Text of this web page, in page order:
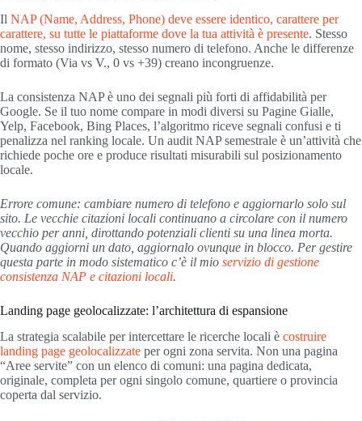
Il NAP (Name, Address, Phone) deve essere identico, carattere per
carattere, su tutte le piattaforme dove la tua attività è presente. Stesso
nome, stesso indirizzo, stesso numero di telefono. Anche le differenze
di formato (Via vs V., 0 vs +39) creano incongruenze.
La consistenza NAP è uno dei segnali più forti di affidabilità per
Google. Se il tuo nome compare in modi diversi su Pagine Gialle,
Yelp, Facebook, Bing Places, l’algoritmo riceve segnali confusi e ti
penalizza nel ranking locale. Un audit NAP semestrale è un’attività che
richiede poche ore e produce risultati misurabili sul posizionamento
locale.
Errore comune: cambiare numero di telefono e aggiornarlo solo sul
sito. Le vecchie citazioni locali continuano a circolare con il numero
vecchio per anni, dirottando potenziali clienti su una linea morta.
Quando aggiorni un dato, aggiornalo ovunque in blocco. Per gestire
questa parte in modo sistematico c’è il mio servizio di gestione
consistenza NAP e citazioni locali.
Landing page geolocalizzate: l’architettura di espansione
La strategia scalabile per intercettare le ricerche locali è costruire
landing page geolocalizzate per ogni zona servita. Non una pagina
“Aree servite” con un elenco di comuni: una pagina dedicata,
originale, completa per ogni singolo comune, quartiere o provincia
coperta dal servizio.